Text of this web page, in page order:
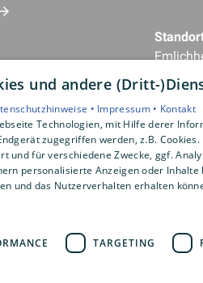
und andere (Dritt-
• Impressum • Kontakt
Technologien, mit Hilfe derer
zugegriffen werden, z.B.
und für verschiedene Zwecke, ggf.
personalisierte Anzeigen oder
und das Nutzerverhalten erhalten
TARGETING